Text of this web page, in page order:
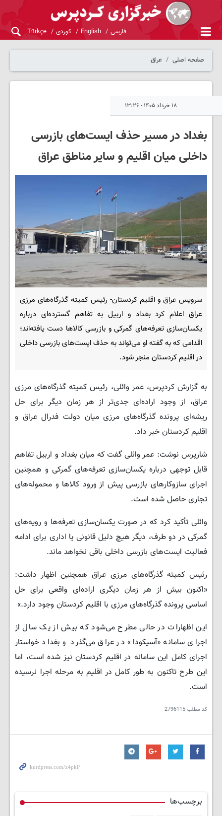
فارسی English کوردی Türkçe
صفحه اصلی عراق
۱۸ خرداد ۱۴۰۵ - ۱۳:۲۶
بغداد در مسیر حذف ایست‌های بازرسی
داخلی میان اقلیم و سایر مناطق عراق
سرویس عراق و اقلیم کردستان- رئیس کمیته گذرگاه‌های مرزی
عراق اعلام کرد بغداد و اربیل به تفاهم گسترده‌ای درباره
یکسان‌سازی تعرفه‌های گمرکی و بازرسی کالاها دست یافته‌اند؛
اقدامی که به گفته او می‌تواند به حذف ایست‌های بازرسی داخلی
در اقلیم کردستان منجر شود.
به گزارش کردپرس، عمر وائلی، رئیس کمیته گذرگاه‌های مرزی
عراق، از وجود اراده‌ای جدی‌تر از هر زمان دیگر برای حل
ریشه‌ای پرونده گذرگاه‌های مرزی میان دولت فدرال عراق و
اقلیم کردستان خبر داد.
شارپرس نوشت: عمر وائلی گفت که میان بغداد و اربیل تفاهم
قابل توجهی درباره یکسان‌سازی تعرفه‌های گمرکی و همچنین
اجرای سازوکارهای بازرسی پیش از ورود کالاها و محموله‌های
تجاری حاصل شده است.
وائلی تأکید کرد که در صورت یکسان‌سازی تعرفه‌ها و رویه‌های
گمرکی در دو طرف، دیگر هیچ دلیل قانونی یا اداری برای ادامه
فعالیت ایست‌های بازرسی داخلی باقی نخواهد ماند.
رئیس کمیته گذرگاه‌های مرزی عراق همچنین اظهار داشت:
«اکنون بیش از هر زمان دیگری اراده‌ای واقعی برای حل
اساسی پرونده گذرگاه‌های مرزی با اقلیم کردستان وجود دارد.»
این اظهارات در حالی مطرح می‌شود که بیش از یک سال از
اجرای سامانه «آسیکودا» در عراق می‌گذرد و بغداد خواستار
اجرای کامل این سامانه در اقلیم کردستان نیز شده است، اما
این طرح تاکنون به طور کامل در اقلیم به مرحله اجرا نرسیده
است.
کد مطلب2796115
برچسب‌ها